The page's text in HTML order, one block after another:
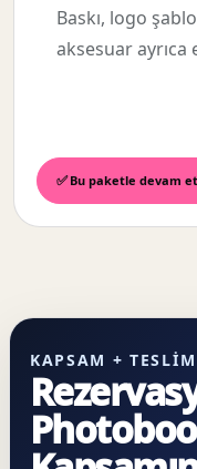
Baskı, logo
aksesuar ayrıca
Bu paketle devam et
KAPSAM +